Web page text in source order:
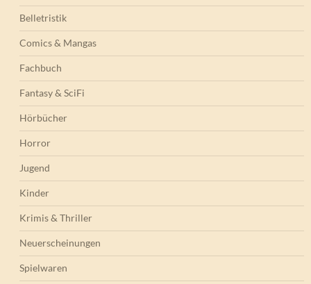
Belletristik
Comics & Mangas
Fachbuch
Fantasy & SciFi
Hörbücher
Horror
Jugend
Kinder
Krimis & Thriller
Neuerscheinungen
Spielwaren